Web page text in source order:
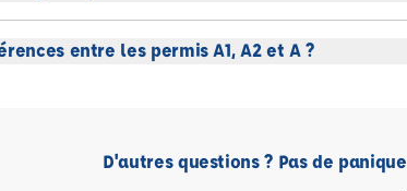
entre les permis A1, A2 et A ?
D'autres questions ? Pas de